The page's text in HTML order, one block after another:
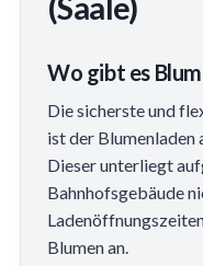
Wo gibt es
Die sicherste und
ist der Blumenladen
Dieser unterliegt
Bahnhofsgebäude
Blumen an.